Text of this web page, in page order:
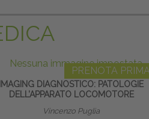
PRENOTA
IMAGING DIAGNOSTICO: PATOLOGIE
DELL’APPARATO LOCOMOTORE
Vincenzo Puglia